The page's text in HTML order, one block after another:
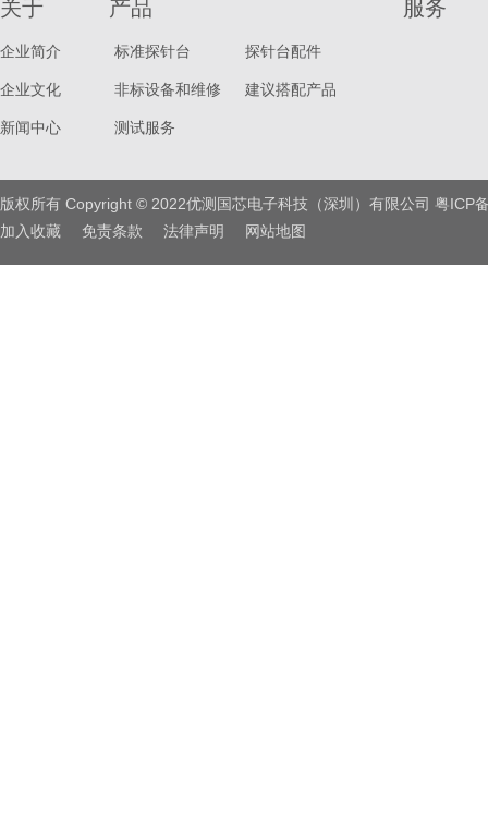
关于
企业简介
企业文化
新闻中心
产品
标准探针台 探针台配件
非标设备和维修
测试服务
建议搭配产品
服务
版权所有 Copyright © 2022优测国芯电子科技（深圳）有限公司 粤ICP
加入收藏
免责条款 法律声明 网站地图